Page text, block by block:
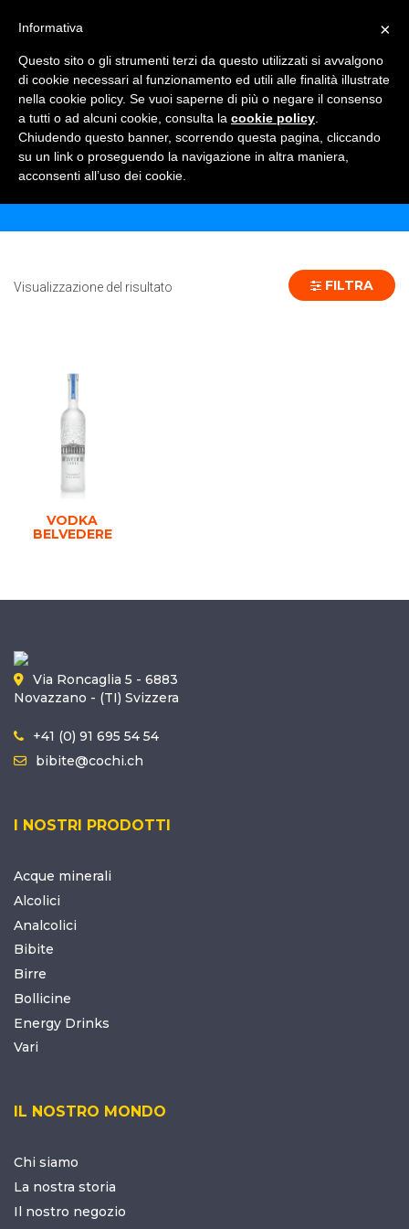
VODKA BELVEDERE 300 CL - 1 PZ
Home Prodotto Formato
Visualizzazione del risultato FILTRA
VODKA
BELVEDERE
Via Roncaglia 5 - 6883
Novazzano - (TI) Svizzera
+41 (0) 91 695 54 54
bibite@cochi.ch
I NOSTRI PRODOTTI
Acque minerali
Alcolici
Analcolici
Bibite
Birre
Bollicine
Energy Drinks
Vari
IL NOSTRO MONDO
Chi siamo
La nostra storia
Il nostro negozio
×
Informativa
Questo sito o gli strumenti terzi da questo utilizzati si avvalgono
di cookie necessari al funzionamento ed utili alle finalità illustrate
nella cookie policy. Se vuoi saperne di più o negare il consenso
a tutti o ad alcuni cookie, consulta la cookie policy
Chiudendo questo banner, scorrendo questa pagina, cliccando
su un link o proseguendo la navigazione in altra maniera,
acconsenti all’uso dei cookie.